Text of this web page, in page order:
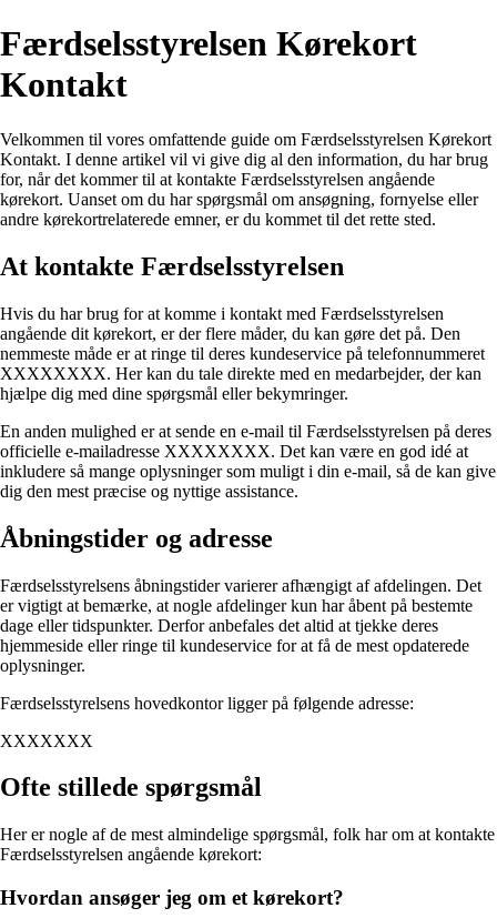
Færdselsstyrelsen Kørekort
Kontakt
Velkommen til vores omfattende guide om Færdselsstyrelsen Kørekort
Kontakt. I denne artikel vil vi give dig al den information, du har brug
for, når det kommer til at kontakte Færdselsstyrelsen angående
kørekort. Uanset om du har spørgsmål om ansøgning, fornyelse eller
andre kørekortrelaterede emner, er du kommet til det rette sted.
At kontakte Færdselsstyrelsen
Hvis du har brug for at komme i kontakt med Færdselsstyrelsen
angående dit kørekort, er der flere måder, du kan gøre det på. Den
nemmeste måde er at ringe til deres kundeservice på telefonnummeret
XXXXXXXX. Her kan du tale direkte med en medarbejder, der kan
hjælpe dig med dine spørgsmål eller bekymringer.
En anden mulighed er at sende en e-mail til Færdselsstyrelsen på deres
officielle e-mailadresse XXXXXXXX. Det kan være en god idé at
inkludere så mange oplysninger som muligt i din e-mail, så de kan give
dig den mest præcise og nyttige assistance.
Åbningstider og adresse
Færdselsstyrelsens åbningstider varierer afhængigt af afdelingen. Det
er vigtigt at bemærke, at nogle afdelinger kun har åbent på bestemte
dage eller tidspunkter. Derfor anbefales det altid at tjekke deres
hjemmeside eller ringe til kundeservice for at få de mest opdaterede
oplysninger.
Færdselsstyrelsens hovedkontor ligger på følgende adresse:
XXXXXXX
Ofte stillede spørgsmål
Her er nogle af de mest almindelige spørgsmål, folk har om at kontakte
Færdselsstyrelsen angående kørekort:
Hvordan ansøger jeg om et kørekort?